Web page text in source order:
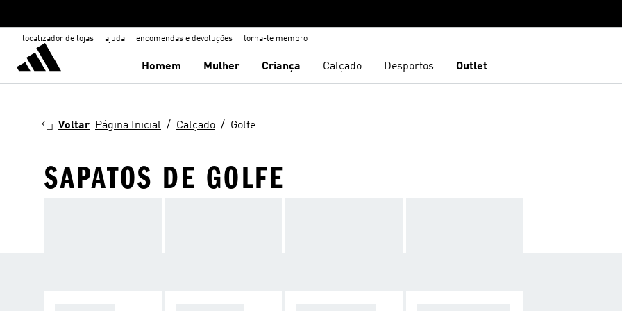
localizador de lojas ajuda encomendas e devoluções torna-te membro
Homem Mulher Criança Calçado Desportos Outlet
Voltar Página Inicial Calçado Golfe
SAPATOS DE GOLFE